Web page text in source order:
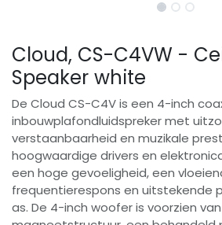
Cloud, CS-C4VW -
Speaker white
De Cloud CS-C4V is een 4-inch
inbouwplafondluidspreker met
verstaanbaarheid en muzikale
hoogwaardige drivers en
een hoge gevoeligheid, een
frequentierespons en uitstekende
as. De 4-inch woofer is voorzien